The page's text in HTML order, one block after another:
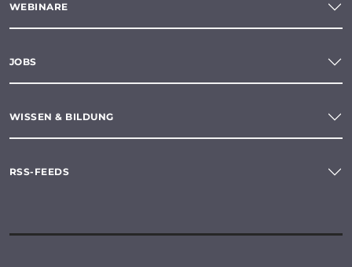
WEBINARE
JOBS
WISSEN & BILDUNG
RSS-FEEDS